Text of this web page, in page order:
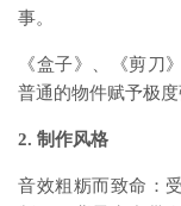
事。
《盒子》、《剪刀
普通的物件赋予极
2. 制作风格
音效粗粝而致命：